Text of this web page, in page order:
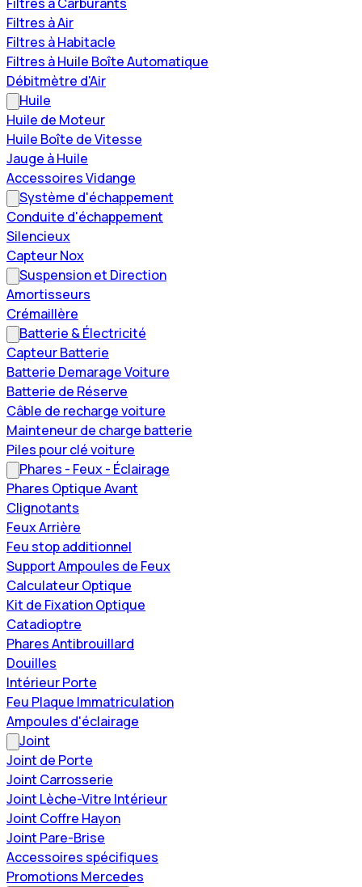
Filtres à Air
Filtres à Habitacle
Filtres à Huile Boîte Automatique
Débitmètre d'Air
Huile
Huile de Moteur
Huile Boîte de Vitesse
Jauge à Huile
Accessoires Vidange
Système d'échappement
Conduite d'échappement
Silencieux
Capteur Nox
Suspension et Direction
Amortisseurs
Crémaillère
Batterie & Électricité
Capteur Batterie
Batterie Demarage Voiture
Batterie de Réserve
Câble de recharge voiture
Mainteneur de charge batterie
Piles pour clé voiture
Phares - Feux - Éclairage
Phares Optique Avant
Clignotants
Feux Arrière
Feu stop additionnel
Support Ampoules de Feux
Calculateur Optique
Kit de Fixation Optique
Catadioptre
Phares Antibrouillard
Douilles
Intérieur Porte
Feu Plaque Immatriculation
Ampoules d'éclairage
Joint
Joint de Porte
Joint Carrosserie
Joint Lèche-Vitre Intérieur
Joint Coffre Hayon
Joint Pare-Brise
Accessoires spécifiques
Promotions Mercedes